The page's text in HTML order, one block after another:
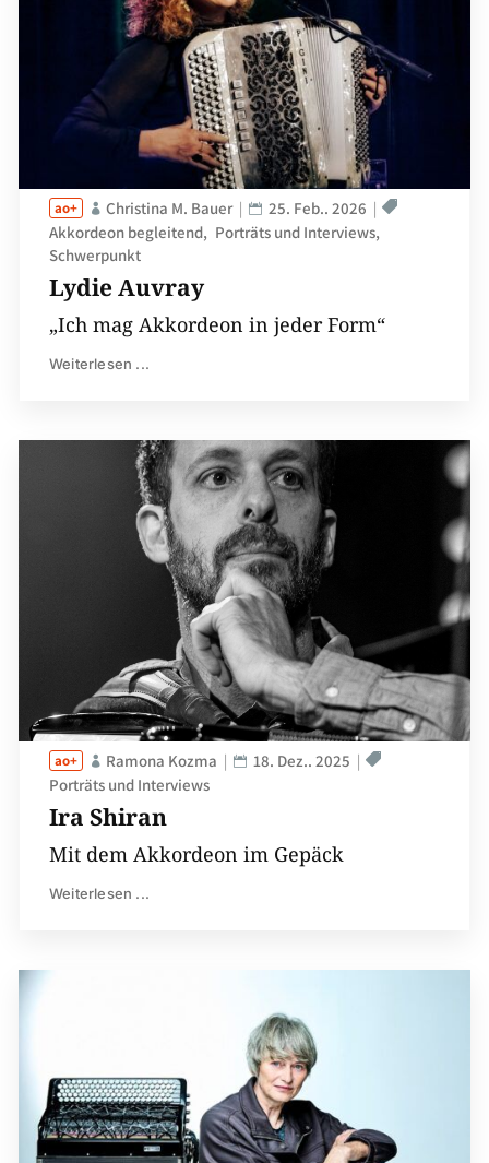
Lydie Auvray
Christina M. Bauer
25. Feb.. 2026
Akkordeon begleitend
Porträts und Interviews
Schwerpunkt
„Ich mag Akkordeon in jeder Form“
Weiterlesen ...
Ira Shiran
Ramona Kozma
18. Dez.. 2025
Porträts und Interviews
Mit dem Akkordeon im Gepäck
Weiterlesen ...